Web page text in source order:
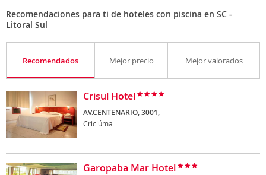
Recomendaciones para ti de hoteles con piscina en SC -
Litoral Sul
Recomendados Mejor precio Mejor valorados
Crisul Hotel
AV.CENTENARIO, 3001,
Criciúma
Garopaba Mar Hotel